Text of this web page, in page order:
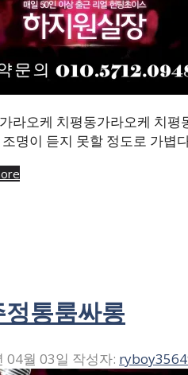
라오케 치평동가라오케 치
명이 듣지 못할 정도로 가볍
정통룸싸롱
04월 03일 작성자: